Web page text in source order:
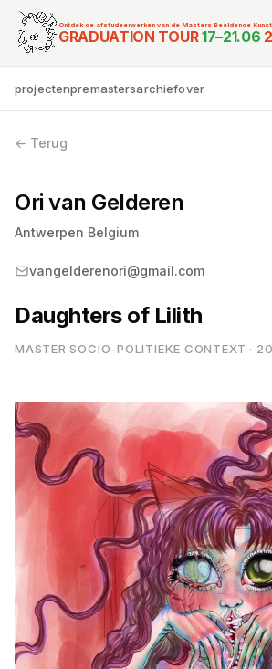
Graduation
Ontdek de afstudeerwerken van de Masters Beeldende
GRADUATION TOUR17–21.06
projectenpremastersarchiefover
← Terug
Daughters of Lilith
MASTER SOCIO-POLITIEKE CONTEXT ·
Ori van Gelderen
Antwerpen Belgium
vangelderenori@gmail.com